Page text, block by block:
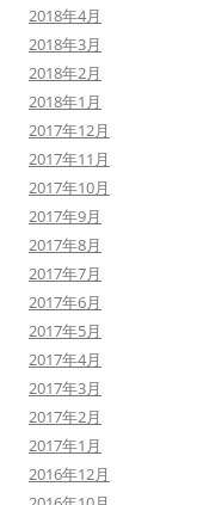
2018年4月
2018年3月
2018年2月
2018年1月
2017年12月
2017年11月
2017年10月
2017年9月
2017年8月
2017年7月
2017年6月
2017年5月
2017年4月
2017年3月
2017年2月
2017年1月
2016年12月